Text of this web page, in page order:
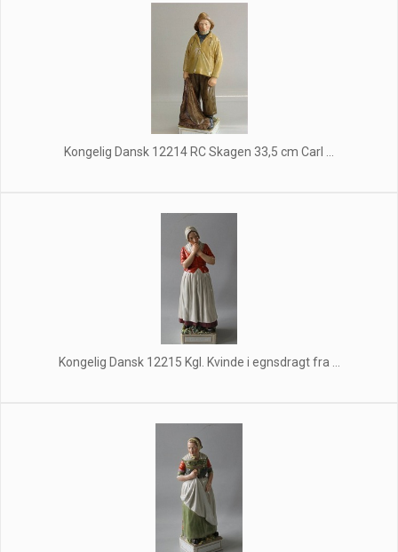
Kongelig Dansk 12214 RC Skagen 33,5 cm Carl ...
Kongelig Dansk 12215 Kgl. Kvinde i egnsdragt fra ...